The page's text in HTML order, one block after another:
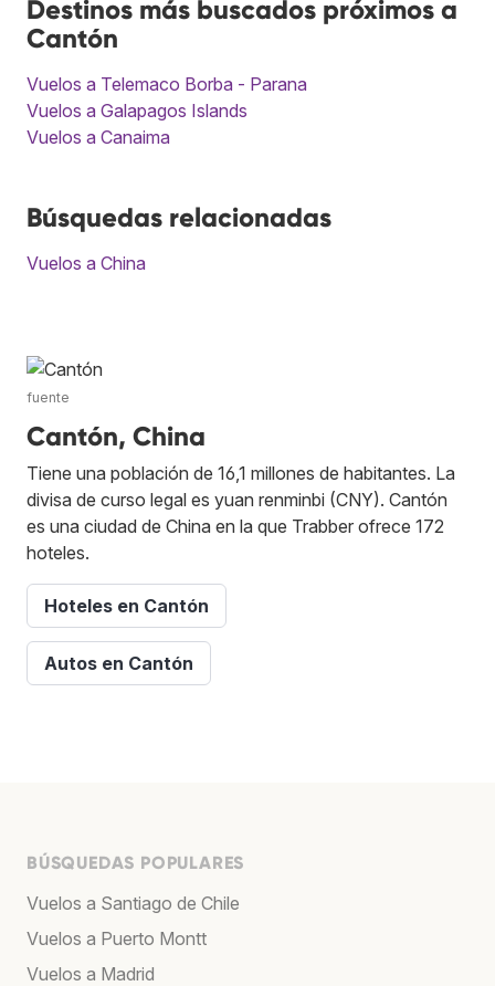
Destinos más buscados próximos a
Cantón
Vuelos a Telemaco Borba - Parana
Vuelos a Galapagos Islands
Vuelos a Canaima
Búsquedas relacionadas
Vuelos a China
fuente
Cantón, China
Tiene una población de 16,1 millones de habitantes. La
divisa de curso legal es yuan renminbi (CNY). Cantón
es una ciudad de China en la que Trabber ofrece 172
hoteles.
Hoteles en Cantón
Autos en Cantón
BÚSQUEDAS POPULARES
Vuelos a Santiago de Chile
Vuelos a Puerto Montt
Vuelos a Madrid